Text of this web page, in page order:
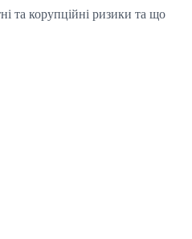
та корупційні ризики та що